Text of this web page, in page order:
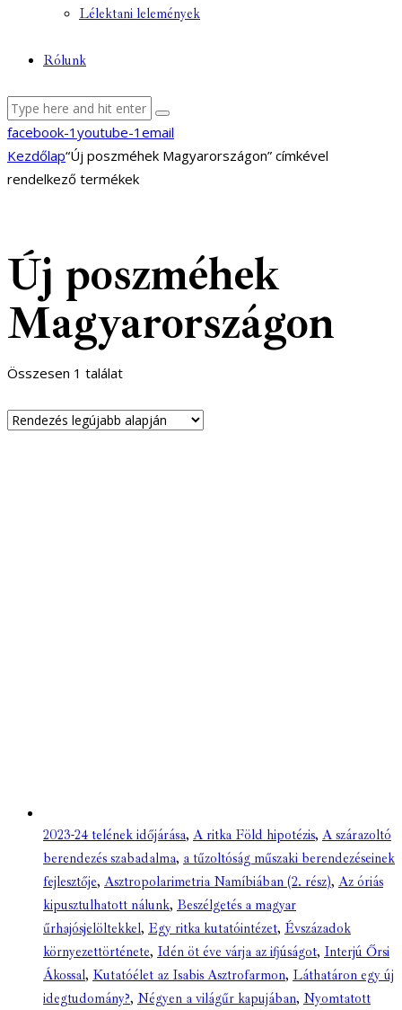
Lélektani lelemények
Rólunk
facebook-1 youtube-1 email
Kezdőlap“Új poszméhek Magyarországon” címkével
rendelkező termékek
Új poszméhek
Magyarországon
Összesen 1 találat
2023-24 telének időjárása, A ritka Föld hipotézis, A szárazoltó
berendezés szabadalma, a tűzoltóság műszaki berendezéseinek
fejlesztője, Asztropolarimetria Namíbiában (2. rész), Az óriás
kipusztulhatott nálunk, Beszélgetés a magyar
űrhajósjelöltekkel, Egy ritka kutatóintézet, Évszázadok
környezettörténete, Idén öt éve várja az ifjúságot, Interjú Őrsi
Ákossal, Kutatóélet az Isabis Asztrofarmon, Láthatáron egy új
idegtudomány?, Négyen a világűr kapujában, Nyomtatott